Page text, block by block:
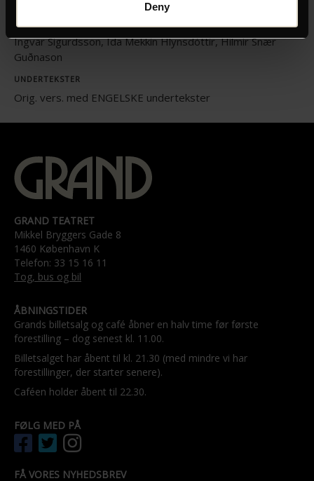
Deny
MEDVIRKENDE
Ingvar Sigurdsson, Ída Mekkín Hlynsdóttir, Hilmir Snær
Guðnason
UNDERTEKSTER
Orig. vers. med ENGELSKE undertekster
GRAND TEATRET
Mikkel Bryggers Gade 8
1460 København K
Telefon: 33 15 16 11
Tog, bus og bil
ÅBNINGSTIDER
Grands billetsalg og café åbner en halv time før første
forestilling – dog senest kl. 11.00.
Billetsalget har åbent til kl. 21.30 (med mindre vi har
forestillinger, der starter senere).
Caféen holder åbent til 22.30.
FØLG MED PÅ
FÅ VORES NYHEDSBREV